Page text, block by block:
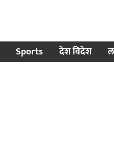
Sports देश विदेश